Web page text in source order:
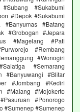
#Sukabumi
#Depok #Sukabumi
#Banyumas #Batang
#Grobogan #Jepara
#Magelang #Pati
#Rembang
#Wonogiri
#Semarang
#Banyuwangi #Blitar
#Jombang #Kediri
#Malang #Mojokerto
#Ponorogo
#Sumenep #Sumenep